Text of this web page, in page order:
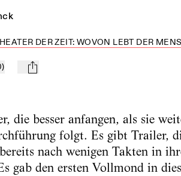
DER ZEIT: WOVON LEBT DER
) mail
die besser anfangen, als sie
folgt. Es gibt Trailer,
nach wenigen Takten in
gab den ersten Vollmond in